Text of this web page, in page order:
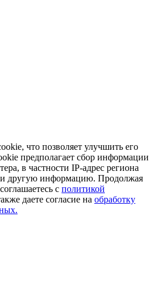
что позволяет улучшить его
предполагает сбор информации
в частности IP-адрес региона
другую информацию. Продолжая
с политикой
даете согласие на обработку